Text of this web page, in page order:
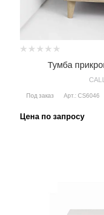
Тумба
Под заказ Арт.: CS6046
Цена по запросу